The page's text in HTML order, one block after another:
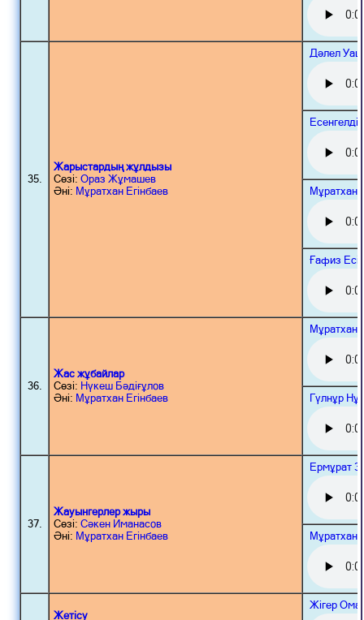
35.
Жарыстардың жұлдызы
Сөзі: Ораз Жұмашев
Әні: Мұратхан Егінбаев
Дәлел
Мұратхан
Ғафиз
36.
Жас жұбайлар
Сөзі: Нүкеш Бәдіғұлов
Әні: Мұратхан Егінбаев
Мұратхан
Гүлнұр
37.
Жауынгерлер жыры
Сөзі: Сәкен Иманасов
Әні: Мұратхан Егінбаев
Ермұрат
Мұратхан
Жетісу
Жігер